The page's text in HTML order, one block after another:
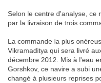
Selon le centre d'analyse, ce
par la livraison de trois
La commande la plus
Vikramaditya qui sera livré
décembre 2012. Mis à l'eau
Gorshkov, ce navire a subi
changé à plusieurs reprises